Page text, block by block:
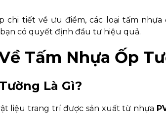
chi tiết về ưu điểm, các loại tấm
có quyết định đầu tư hiệu quả.
Tấm Nhựa Ốp
Là Gì?
liệu trang trí được sản xuất từ nhựa